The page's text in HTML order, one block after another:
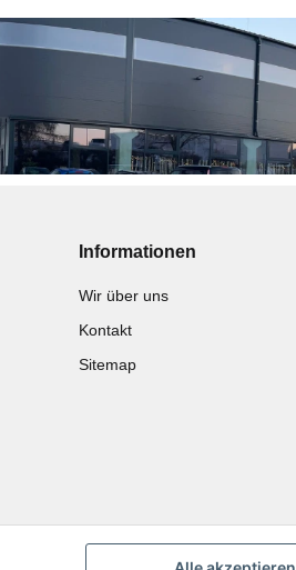
Informationen
Wir über uns
Kontakt
Sitemap